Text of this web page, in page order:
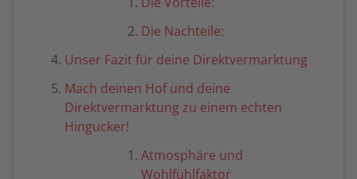
Die Nachteile:
Unser Fazit für deine Direktvermarktung
Mach deinen Hof und deine
Direktvermarktung zu einem echten
Hingucker!
Atmosphäre und
Wohlfühlfaktor